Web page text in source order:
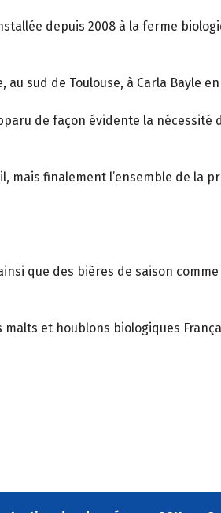
depuis 2008 à la ferme
sud de Toulouse, à Carla Bayle
de façon évidente la
finalement l’ensemble de la
que des bières de saison
et houblons biologiques